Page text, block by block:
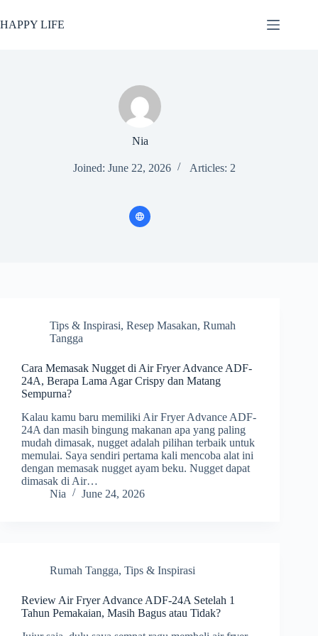
to
content
HAPPY LIFE
Nia
Joined: June 22, 2026 Articles: 2
Tips & Inspirasi, Resep Masakan, Rumah
Tangga
Cara Memasak Nugget di Air Fryer Advance ADF-
24A, Berapa Lama Agar Crispy dan Matang
Sempurna?
Kalau kamu baru memiliki Air Fryer Advance ADF-
24A dan masih bingung makanan apa yang paling
mudah dimasak, nugget adalah pilihan terbaik untuk
memulai. Saya sendiri pertama kali mencoba alat ini
dengan memasak nugget ayam beku. Nugget dapat
dimasak di Air…
Nia
June 24, 2026
Rumah Tangga, Tips & Inspirasi
Review Air Fryer Advance ADF-24A Setelah 1
Tahun Pemakaian, Masih Bagus atau Tidak?